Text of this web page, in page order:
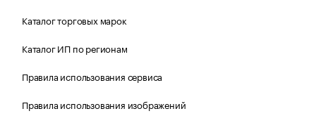
Каталог торговых марок
Каталог ИП по регионам
Правила использования сервиса
Правила использования изображений